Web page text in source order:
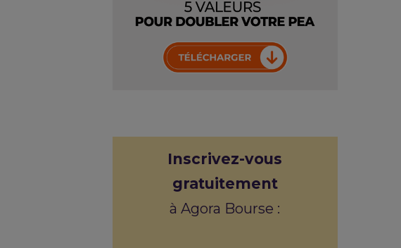
Inscrivez-vous
gratuitement
à Agora Bourse :